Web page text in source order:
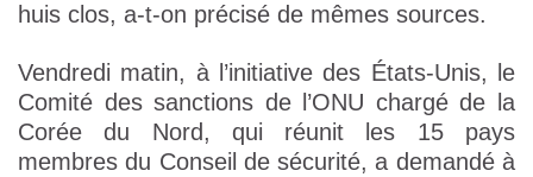
huis clos, a-t-on précisé de mêmes sources.
Vendredi matin, à l’initiative des États-Unis, le
Comité des sanctions de l’ONU chargé de la
Corée du Nord, qui réunit les 15 pays
membres du Conseil de sécurité, a demandé à